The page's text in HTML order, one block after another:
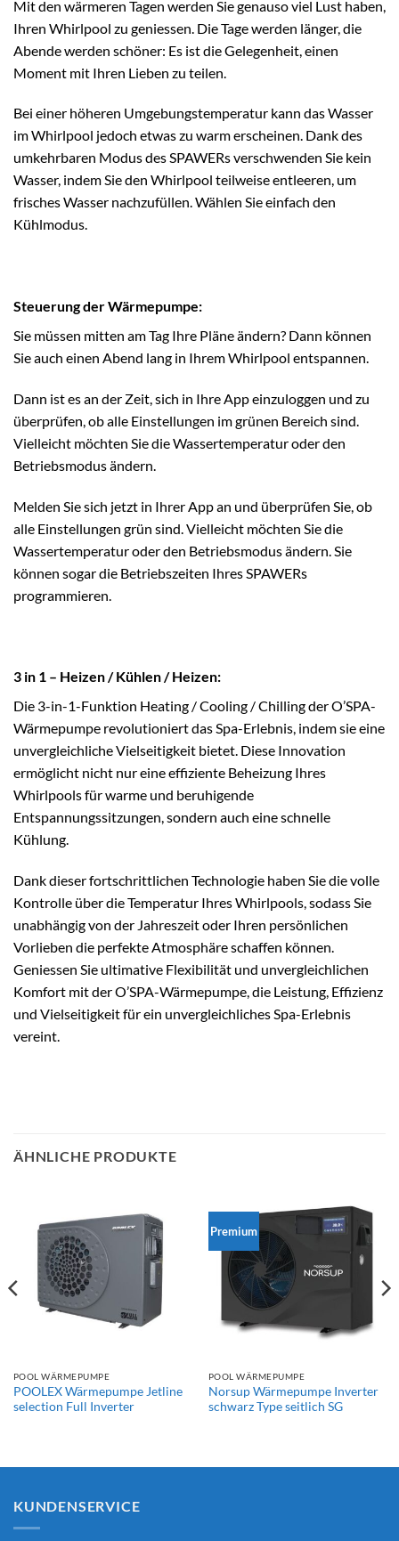
Mit den wärmeren Tagen werden Sie genauso viel Lust haben,
Ihren Whirlpool zu geniessen. Die Tage werden länger, die
Abende werden schöner: Es ist die Gelegenheit, einen
Moment mit Ihren Lieben zu teilen.
Bei einer höheren Umgebungstemperatur kann das Wasser
im Whirlpool jedoch etwas zu warm erscheinen. Dank des
umkehrbaren Modus des SPAWERs verschwenden Sie kein
Wasser, indem Sie den Whirlpool teilweise entleeren, um
frisches Wasser nachzufüllen. Wählen Sie einfach den
Kühlmodus.
Steuerung der Wärmepumpe:
Sie müssen mitten am Tag Ihre Pläne ändern? Dann können
Sie auch einen Abend lang in Ihrem Whirlpool entspannen.
Dann ist es an der Zeit, sich in Ihre App einzuloggen und zu
überprüfen, ob alle Einstellungen im grünen Bereich sind.
Vielleicht möchten Sie die Wassertemperatur oder den
Betriebsmodus ändern.
Melden Sie sich jetzt in Ihrer App an und überprüfen Sie, ob
alle Einstellungen grün sind. Vielleicht möchten Sie die
Wassertemperatur oder den Betriebsmodus ändern. Sie
können sogar die Betriebszeiten Ihres SPAWERs
programmieren.
3 in 1 – Heizen / Kühlen / Heizen:
Die 3-in-1-Funktion Heating / Cooling / Chilling der O’SPA-
Wärmepumpe revolutioniert das Spa-Erlebnis, indem sie eine
unvergleichliche Vielseitigkeit bietet. Diese Innovation
ermöglicht nicht nur eine effiziente Beheizung Ihres
Whirlpools für warme und beruhigende
Entspannungssitzungen, sondern auch eine schnelle
Kühlung.
Dank dieser fortschrittlichen Technologie haben Sie die volle
Kontrolle über die Temperatur Ihres Whirlpools, sodass Sie
unabhängig von der Jahreszeit oder Ihren persönlichen
Vorlieben die perfekte Atmosphäre schaffen können.
Geniessen Sie ultimative Flexibilität und unvergleichlichen
Komfort mit der O’SPA-Wärmepumpe, die Leistung, Effizienz
und Vielseitigkeit für ein unvergleichliches Spa-Erlebnis
vereint.
ÄHNLICHE PRODUKTE
POOL WÄRMEPUMPE
POOLEX Wärmepumpe Jetline
selection Full Inverter
Premium
POOL WÄRMEPUMPE
Norsup Wärmepumpe Inverter
schwarz Type seitlich SG
KUNDENSERVICE